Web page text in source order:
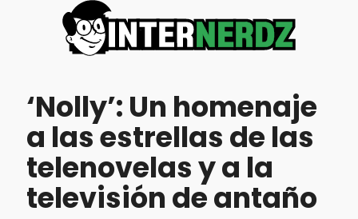
‘Nolly’: Un homenaje
a las estrellas de las
telenovelas y a la
televisión de antaño